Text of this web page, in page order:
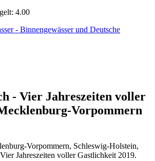
4.00
- Vier Jahreszeiten voller
Vorpommern
Vorpommern, Schleswig-Holstein,
Jahreszeiten voller Gastlichkeit 2019.